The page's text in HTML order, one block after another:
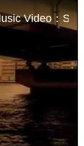
Video：